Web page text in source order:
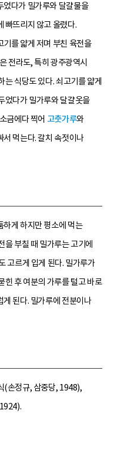
었다가 밀가루와 달걀물을
빠뜨리지 않고 올렸다.
를 얇게 저며 부친 육전을
전라도, 특히 광주광역시
식당도 있다. 쇠고기를 얇게
었다가 밀가루와 달걀옷을
금에다 찍어 고춧가루와
먹는다. 갈치 속젓이나
하게 하지만 평소에 먹는
을 부칠 때 밀가루는 고기에
고르게 입게 된다. 밀가루가
힌 후 여분의 가루를 털고 바로
된다. 밀가루에 전분이나
(손정규, 삼중당, 1948),